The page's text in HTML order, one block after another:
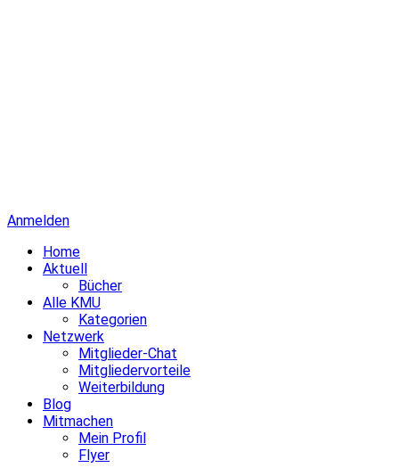
Anmelden
Home
Aktuell
Bücher
Alle KMU
Kategorien
Netzwerk
Mitglieder-Chat
Mitgliedervorteile
Weiterbildung
Blog
Mitmachen
Mein Profil
Flyer